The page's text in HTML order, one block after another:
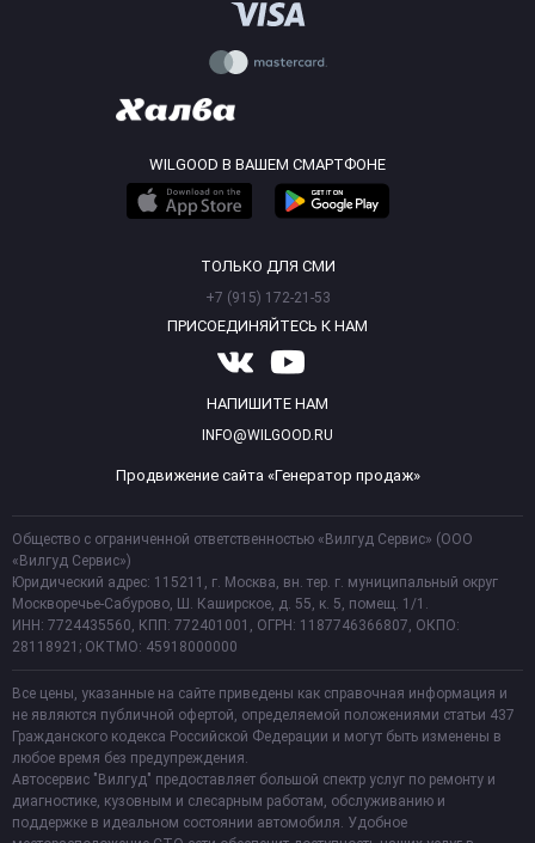
WILGOOD В ВАШЕМ СМАРТФОНЕ
ТОЛЬКО ДЛЯ СМИ
+7 (915) 172-21-53
ПРИСОЕДИНЯЙТЕСЬ К НАМ
НАПИШИТЕ НАМ
INFO@WILGOOD.RU
Продвижение сайта «Генератор продаж»
Общество с ограниченной ответственностью «Вилгуд Сервис» (ООО
«Вилгуд Сервис»)
Юридический адрес: 115211, г. Москва, вн. тер. г. муниципальный округ
Москворечье-Сабурово, Ш. Каширское, д. 55, к. 5, помещ. 1/1.
ИНН: 7724435560, КПП: 772401001, ОГРН: 1187746366807, ОКПО:
28118921; ОКТМО: 45918000000
Все цены, указанные на сайте приведены как справочная информация и
не являются публичной офертой, определяемой положениями статьи 437
Гражданского кодекса Российской Федерации и могут быть изменены в
любое время без предупреждения.
Автосервис "Вилгуд" предоставляет большой спектр услуг по ремонту и
диагностике, кузовным и слесарным работам, обслуживанию и
поддержке в идеальном состоянии автомобиля. Удобное